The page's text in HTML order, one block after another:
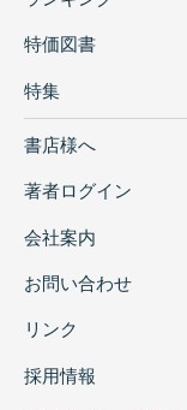
特価図書
特集
書店様へ
著者ログイン
会社案内
お問い合わせ
リンク
採用情報